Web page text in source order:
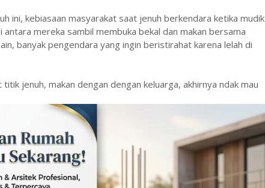
ini, kebiasaan masyarakat saat jenuh berkendara ketika mudik
mereka sambil membuka bekal dan makan bersama
banyak pengendara yang ingin beristirahat karena lelah di
jenuh, makan dengan dengan keluarga, akhirnya ndak mau